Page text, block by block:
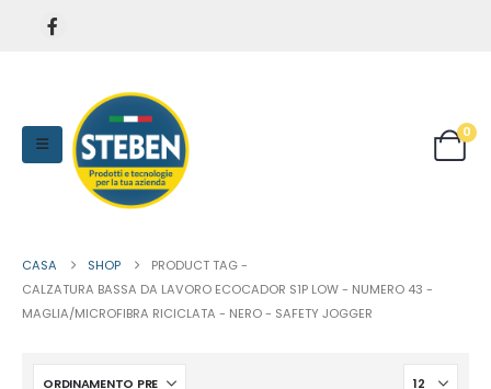
0
CASA SHOP
PRODUCT TAG -
CALZATURA BASSA DA LAVORO ECOCADOR S1P LOW - NUMERO 43 -
MAGLIA/MICROFIBRA RICICLATA - NERO - SAFETY JOGGER